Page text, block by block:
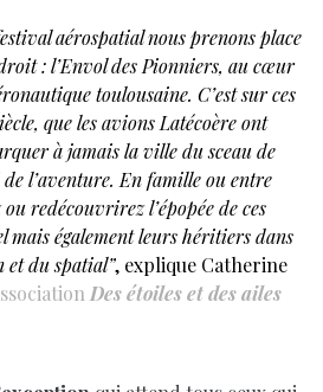
aérospatial nous prenons place
: l’Envol des Pionniers, au cœur
toulousaine. C’est sur ces
que les avions Latécoère ont
à jamais la ville du sceau de
l’aventure. En famille ou entre
redécouvrirez l’épopée de ces
mais également leurs héritiers dans
et du spatial”, explique Catherine
Des étoiles et des ailes